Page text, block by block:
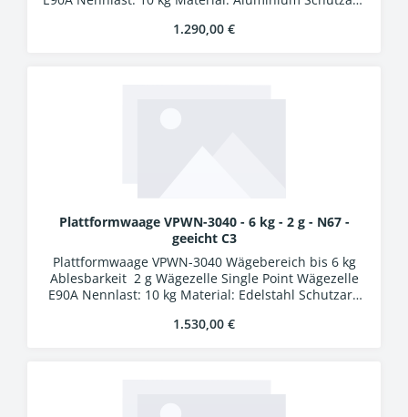
Schutzart IP54 LCD-Display, Ziffernhöhe 25 mm 24
Regulärer Preis:
1.290,00 €
Plattformwaage VPWN-3040 - 6 kg - 2 g - N67 -
geeicht C3
Plattformwaage VPWN-3040 Wägebereich bis 6 kg
Ablesbarkeit 2 g Wägezelle Single Point Wägezelle
E90A Nennlast: 10 kg Material: Edelstahl Schutzart:
Schutzart IP54 LCD-Display, Ziffernhöhe 25 mm 24
Regulärer Preis:
1.530,00 €